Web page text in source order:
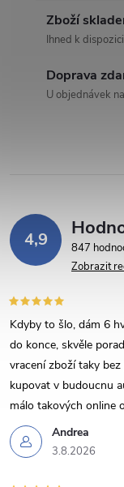
r
v
k
v
ý
p
i
s
u
Zboží
Ihned k
Doprava
U objednávek
4,9
847
Zobrazit
Andrea
3.8.2026
Kdyby to šlo, dám 6
do konce, skvěle
vracení zboží taky
kupovat v budoucnu
málo takových online